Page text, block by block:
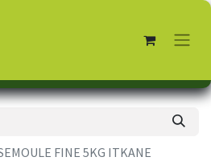
FINE 5KG ITKANE